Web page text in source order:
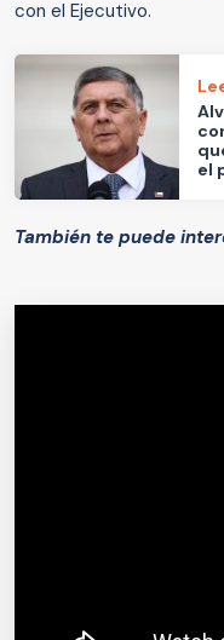
con el Ejecutivo.
el
También te puede